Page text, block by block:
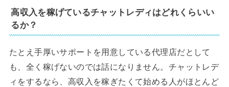
高収入を稼げているチャットレディはどれくらいい
るか？
たとえ手厚いサポートを用意している代理店だとして
も、全く稼げないのでは話になりません。チャットレデ
ィをするなら、高収入を稼ぎたくて始める人がほとんど